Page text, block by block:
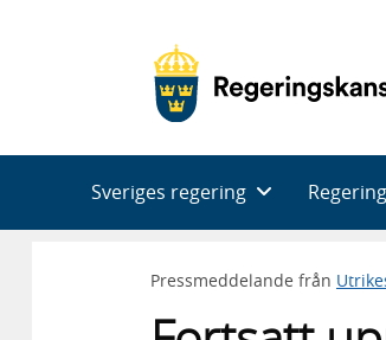
Sveriges regering
Pressmeddelande från